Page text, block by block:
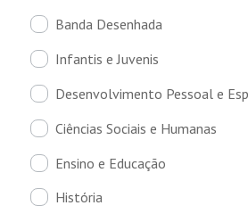
Banda Desenhada
Infantis e Juvenis
Desenvolvimento Pessoal e
Ciências Sociais e Humanas
Ensino e Educação
História